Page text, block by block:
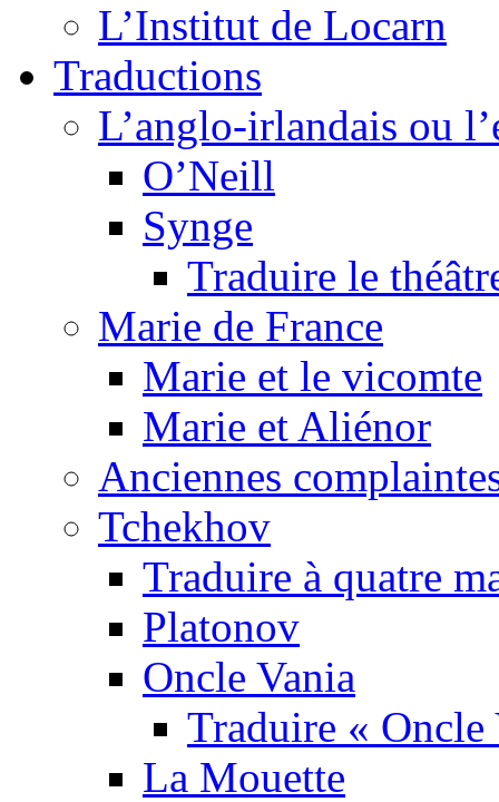
L’Institut de Locarn
Traductions
L’anglo-irlandais ou
O’Neill
Synge
Traduire le
Marie de France
Marie et le vicomte
Marie et Aliénor
Anciennes
Tchekhov
Traduire à quatre
Platonov
Oncle Vania
Traduire « Oncle
La Mouette